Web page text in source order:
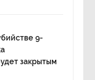
9-
закрытым